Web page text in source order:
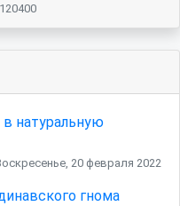
натуральную
20 февраля 2022
гнома